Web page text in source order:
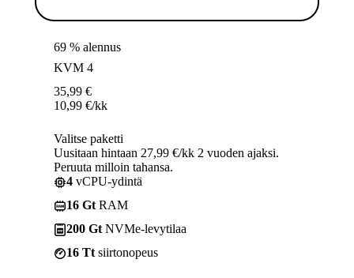
69 % alennus
KVM 4
35,99 €
10,99 €/kk
Valitse paketti
Uusitaan hintaan 27,99 €/kk 2 vuoden ajaksi.
Peruuta milloin tahansa.
4 vCPU-ydintä
16 Gt RAM
200 Gt NVMe-levytilaa
16 Tt siirtonopeus